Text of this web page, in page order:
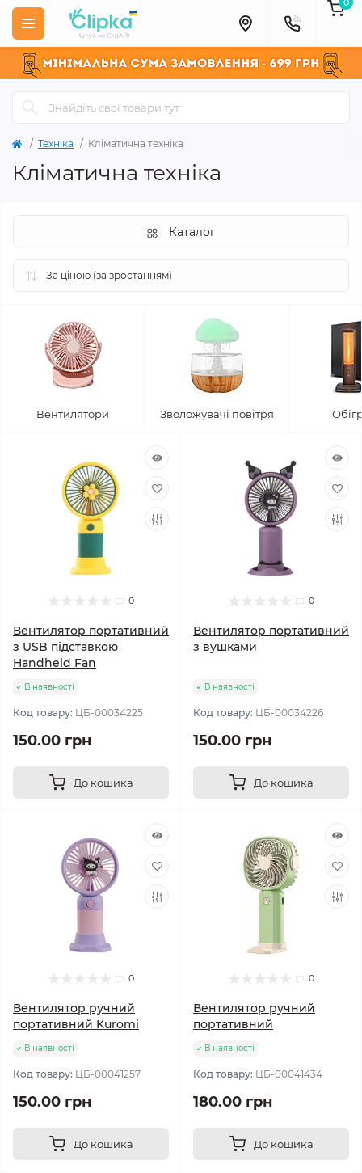
Техніка Кліматична техніка
Кліматична техніка
Каталог
Вентилятори Зволожувачі повітря
0
Вентилятор портативний
з USB підставкою
Handheld Fan
В наявності
Код товару: ЦБ-00034225
150.00 грн
До кошика
0
Вентилятор портативний
з вушками
В наявності
Код товару: ЦБ-00034226
150.00 грн
До кошика
0
Вентилятор ручний
портативний Kuromi
В наявності
Код товару: ЦБ-00041257
150.00 грн
До кошика
0
Вентилятор ручний
портативний
В наявності
Код товару: ЦБ-00041434
180.00 грн
До кошика